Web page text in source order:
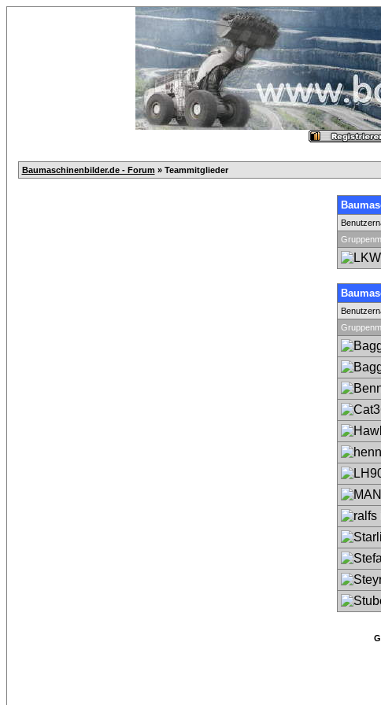
Baumaschinenbilder.de - Forum » Teammitglieder